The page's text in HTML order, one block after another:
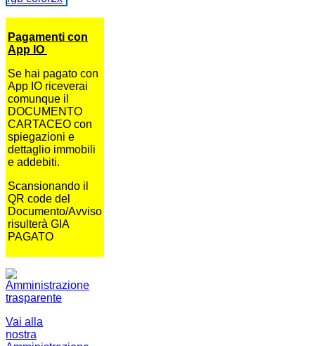
Pagamenti con
App IO
Se hai pagato con
App IO riceverai
comunque il
DOCUMENTO
CARTACEO con
spiegazioni e
dettaglio immobili
e addebiti.
Scansionando il
QR code del
Documento/Avviso
risulterà GIA
PAGATO
Vai alla
nostra